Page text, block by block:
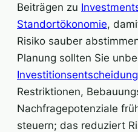
Beiträgen zu
Standortökonomie,
Risiko sauber
Planung sollten Sie
Restriktionen,
Nachfragepotenziale
steuern; das reduziert